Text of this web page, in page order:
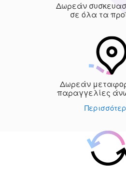
Δωρεάν
σε όλα τα
Δωρεάν
παραγγελίες